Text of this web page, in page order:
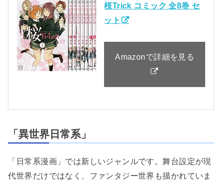
桜Trick コミック 全8巻 セ
ット
Amazonで詳細を見る
「異世界日常系」
「日常系漫画」では新しいジャンルです。舞台設定が現
代世界だけではなく、ファンタジー世界も描かれていま